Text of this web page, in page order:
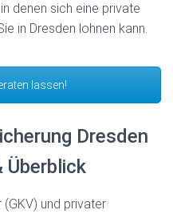
denen sich eine private
in Dresden lohnen kann.
lassen!
Dresden
Überblick
und privater